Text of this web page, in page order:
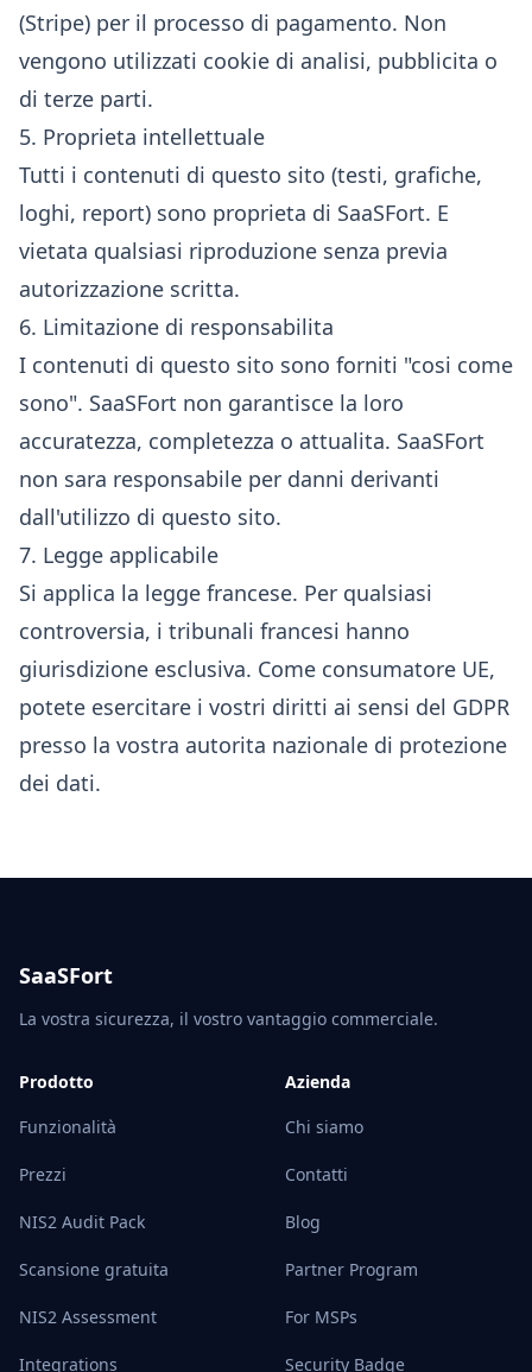
(Stripe) per il processo di pagamento. Non
vengono utilizzati cookie di analisi, pubblicita o
di terze parti.
5. Proprieta intellettuale
Tutti i contenuti di questo sito (testi, grafiche,
loghi, report) sono proprieta di SaaSFort. E
vietata qualsiasi riproduzione senza previa
autorizzazione scritta.
6. Limitazione di responsabilita
I contenuti di questo sito sono forniti "cosi come
sono". SaaSFort non garantisce la loro
accuratezza, completezza o attualita. SaaSFort
non sara responsabile per danni derivanti
dall'utilizzo di questo sito.
7. Legge applicabile
Si applica la legge francese. Per qualsiasi
controversia, i tribunali francesi hanno
giurisdizione esclusiva. Come consumatore UE,
potete esercitare i vostri diritti ai sensi del GDPR
presso la vostra autorita nazionale di protezione
dei dati.
SaaSFort
La vostra sicurezza, il vostro vantaggio commerciale.
Prodotto
Funzionalità
Prezzi
NIS2 Audit Pack
Scansione gratuita
NIS2 Assessment
Integrations
Azienda
Chi siamo
Contatti
Blog
Partner Program
For MSPs
Security Badge